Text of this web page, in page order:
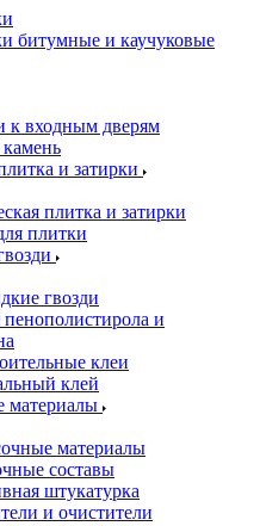
битумные и каучуковые
к входным дверям
и затирки
плитка и затирки
плитки
гвозди
и
клеи
клей
материалы
материалы
составы
штукатурка
и очистители